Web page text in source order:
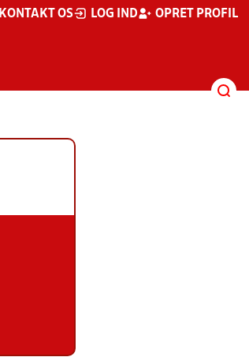
KONTAKT OS LOG IND OPRET PROFIL